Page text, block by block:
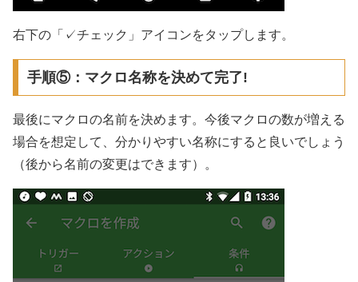
右下の「✓チェック」アイコンをタップします。
手順⑤：マクロ名称を決めて完了!
最後にマクロの名前を決めます。今後マクロの数が増える
場合を想定して、分かりやすい名称にすると良いでしょう
（後から名前の変更はできます）。